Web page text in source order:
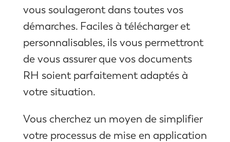
vous soulageront dans toutes vos
démarches. Faciles à télécharger et
personnalisables, ils vous permettront
de vous assurer que vos documents
RH soient parfaitement adaptés à
votre situation.
Vous cherchez un moyen de simplifier
votre processus de mise en application